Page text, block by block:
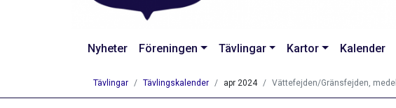
Nyheter Föreningen Tävlingar Kartor Kalender
Tävlingar Tävlingskalender apr 2024 Vättefejden/Gränsfejden, medel